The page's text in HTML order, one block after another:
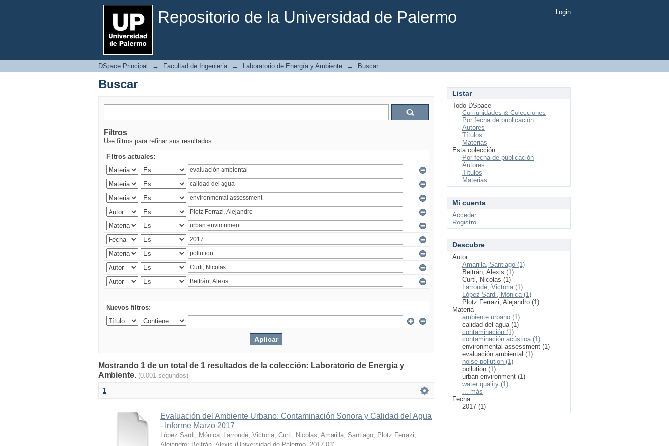
Repositorio de la Universidad de Palermo
Buscar Login
DSpace Principal → Facultad de Ingeniería → Laboratorio de Energía y Ambiente → Buscar
Buscar
Filtros
Use filtros para refinar sus resultados.
Filtros actuales:
Nuevos filtros:
Mostrando 1 de un total de 1 resultados de la colección: Laboratorio de Energía y
Ambiente. (0.001 segundos)
1
Evaluación del Ambiente Urbano: Contaminación Sonora y Calidad del Agua
- Informe Marzo 2017
López Sardi, Mónica; Larroudé, Victoria; Curti, Nicolas; Amarilla, Santiago; Plotz Ferrazi,
Alejandro; Beltrán, Alexis (Universidad de Palermo 2017-03)
Listar
Todo DSpace
Comunidades & Colecciones
Por fecha de publicación
Autores
Títulos
Materias
Esta colección
Por fecha de publicación
Autores
Títulos
Materias
Mi cuenta
Acceder
Registro
Descubre
Autor
Amarilla, Santiago (1)
Beltrán, Alexis (1)
Curti, Nicolas (1)
Larroudé, Victoria (1)
López Sardi, Mónica (1)
Plotz Ferrazi, Alejandro (1)
Materia
ambiente urbano (1)
calidad del agua (1)
contaminación (1)
contaminación acústica (1)
environmental assessment (1)
evaluación ambiental (1)
noise pollution (1)
pollution (1)
urban environment (1)
water quality (1)
... más
Fecha
2017 (1)